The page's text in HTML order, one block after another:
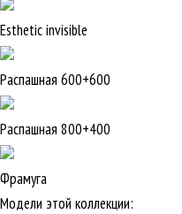
Esthetic invisible
Распашная 600+600
Распашная 800+400
Фрамуга
Модели этой коллекции: